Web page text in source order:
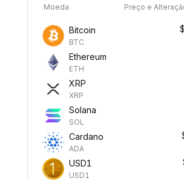
Moeda Preço e
Bitcoin
BTC
$
Ethereum
ETH
XRP
XRP
Solana
SOL
Cardano
ADA
USD1
USD1